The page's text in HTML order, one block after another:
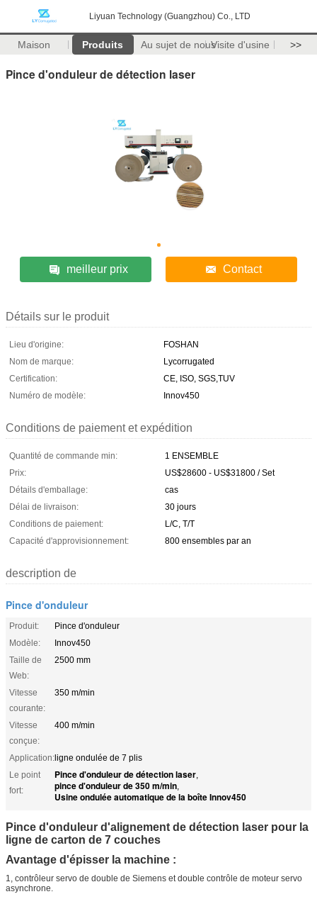
Liyuan Technology (Guangzhou) Co., LTD
Maison Produits Au sujet de nousVisite d'usine >>
Pince d'onduleur de détection laser
meilleur prix Contact
Détails sur le produit
Lieu d'origine:
FOSHAN
Nom de marque:
Lycorrugated
Certification:
CE, ISO, SGS,TUV
Numéro de modèle:
Innov450
Conditions de paiement et expédition
Quantité de commande min:
1 ENSEMBLE
Prix:
US$28600 - US$31800 / Set
Détails d'emballage:
cas
Délai de livraison:
30 jours
Conditions de paiement:
L/C, T/T
Capacité d'approvisionnement:
800 ensembles par an
description de
Pince d'onduleur
Produit:
Pince d'onduleur
Modèle:
Innov450
Taille de
Web:
2500 mm
Vitesse
courante:
350 m/min
Vitesse
conçue:
400 m/min
Application:ligne ondulée de 7 plis
Le point
fort:
Pince d'onduleur de détection laser,
pince d'onduleur de 350 m/min,
Usine ondulée automatique de la boîte Innov450
Pince d'onduleur d'alignement de détection laser pour la
ligne de carton de 7 couches
Avantage d'épisser la machine :
1, contrôleur servo de double de Siemens et double contrôle de moteur servo
asynchrone.